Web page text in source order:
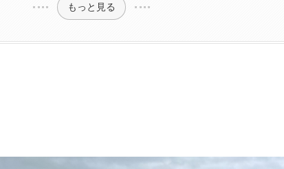
もっと見る